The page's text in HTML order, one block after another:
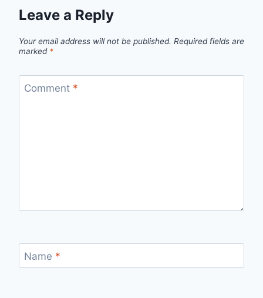
Leave a Reply
Your email address will not be published. Required fields are
marked *
Comment *
Name *